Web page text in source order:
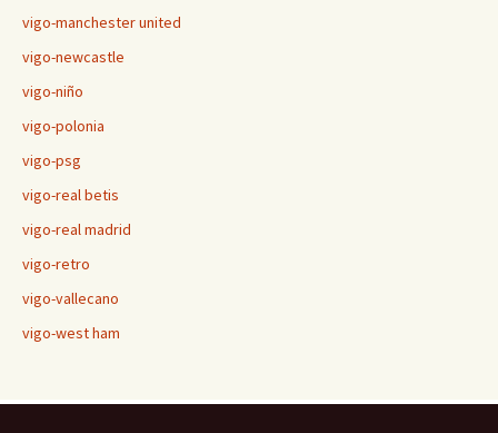
vigo-manchester united
vigo-newcastle
vigo-niño
vigo-polonia
vigo-psg
vigo-real betis
vigo-real madrid
vigo-retro
vigo-vallecano
vigo-west ham